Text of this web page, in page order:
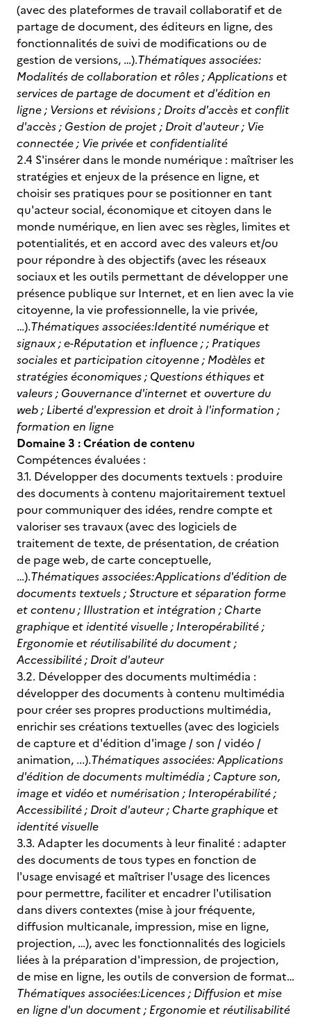
(avec des plateformes de travail collaboratif et de
partage de document, des éditeurs en ligne, des
fonctionnalités de suivi de modifications ou de
gestion de versions, …).Thématiques associées:
Modalités de collaboration et rôles ; Applications et
services de partage de document et d'édition en
ligne ; Versions et révisions ; Droits d'accès et conflit
d'accès ; Gestion de projet ; Droit d'auteur ; Vie
connectée ; Vie privée et confidentialité
2.4 S'insérer dans le monde numérique : maîtriser les
stratégies et enjeux de la présence en ligne, et
choisir ses pratiques pour se positionner en tant
qu'acteur social, économique et citoyen dans le
monde numérique, en lien avec ses règles, limites et
potentialités, et en accord avec des valeurs et/ou
pour répondre à des objectifs (avec les réseaux
sociaux et les outils permettant de développer une
présence publique sur Internet, et en lien avec la vie
citoyenne, la vie professionnelle, la vie privée,
…).Thématiques associées:Identité numérique et
signaux ; e-Réputation et influence ; ; Pratiques
sociales et participation citoyenne ; Modèles et
stratégies économiques ; Questions éthiques et
valeurs ; Gouvernance d'internet et ouverture du
web ; Liberté d'expression et droit à l'information ;
formation en ligne
Domaine 3 : Création de contenu
Compétences évaluées :
3.1. Développer des documents textuels : produire
des documents à contenu majoritairement textuel
pour communiquer des idées, rendre compte et
valoriser ses travaux (avec des logiciels de
traitement de texte, de présentation, de création
de page web, de carte conceptuelle,
…).Thématiques associées:Applications d'édition de
documents textuels ; Structure et séparation forme
et contenu ; Illustration et intégration ; Charte
graphique et identité visuelle ; Interopérabilité ;
Ergonomie et réutilisabilité du document ;
Accessibilité ; Droit d'auteur
3.2. Développer des documents multimédia :
développer des documents à contenu multimédia
pour créer ses propres productions multimédia,
enrichir ses créations textuelles (avec des logiciels
de capture et d'édition d'image / son / vidéo /
animation, ...).Thématiques associées:Applications
d'édition de documents multimédia ; Capture son,
image et vidéo et numérisation ; Interopérabilité ;
Accessibilité ; Droit d'auteur ; Charte graphique et
identité visuelle
3.3. Adapter les documents à leur finalité : adapter
des documents de tous types en fonction de
l'usage envisagé et maîtriser l'usage des licences
pour permettre, faciliter et encadrer l'utilisation
dans divers contextes (mise à jour fréquente,
diffusion multicanale, impression, mise en ligne,
projection, …), avec les fonctionnalités des logiciels
liées à la préparation d'impression, de projection,
de mise en ligne, les outils de conversion de format…
Thématiques associées:Licences ; Diffusion et mise
en ligne d'un document ; Ergonomie et réutilisabilité